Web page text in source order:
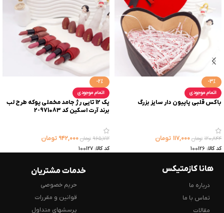
-3%
اتمام موجودی
باکس قلبی پاپیون دار سایز بزرگ
۱۲۰,۸۴۴ تومان ۱۱۷,۰۰۰ تومان
کد کالا: 100126
-2%
اتمام موجودی
پک 12 تایی رژ جامد مخملی پوکه طرح لب
برند آرت اسکین کد 971083-2
۹۶۵,۷۱۲ تومان ۹۴۲,۰۰۰ تومان
کد کالا: 100127
هانا کازمتیکس
درباره ما
تماس با ما
مقالات
خدمات مشتریان
حریم خصوصی
قوانین و مقررات
پرسشهای متداول